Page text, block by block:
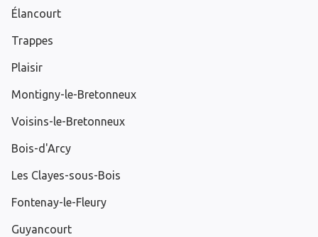
Élancourt
Trappes
Plaisir
Montigny-le-Bretonneux
Voisins-le-Bretonneux
Bois-d'Arcy
Les Clayes-sous-Bois
Fontenay-le-Fleury
Guyancourt